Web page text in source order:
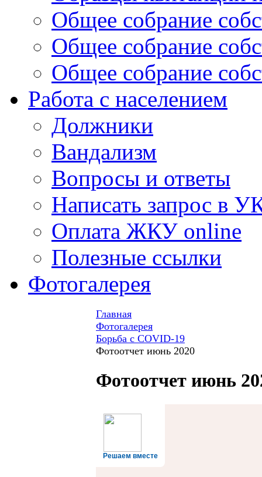
Общее собрание
Общее собрание
Общее собрание
Работа с населением
Должники
Вандализм
Вопросы и ответы
Написать запрос в
Оплата ЖКУ online
Полезные ссылки
Фотогалерея
Главная
Фотогалерея
Борьба с COVID-19
Фотоотчет июнь 2020
Фотоотчет июнь
Решаем вместе